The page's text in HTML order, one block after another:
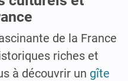
de la France
riches et
à découvrir un gîte